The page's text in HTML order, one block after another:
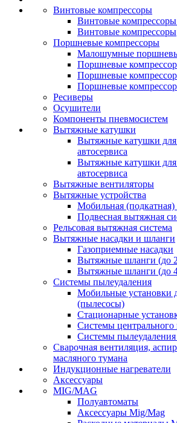
Винтовые компрессоры
Винтовые
Винтовые компрессоры
Поршневые компрессоры
Малошумные
Поршневые
Поршневые
Поршневые
Ресиверы
Осушители
Компоненты пневмосистем
Вытяжные катушки
Вытяжные катушки для
автосервиса
Вытяжные катушки для
автосервиса
Вытяжные вентиляторы
Вытяжные устройства
Мобильная
Подвесная вытяжная
Рельсовая вытяжная система
Вытяжные насадки и шланги
Газоприемные насадки
Вытяжные шланги (до
Вытяжные шланги (до
Системы пылеудаления
Мобильные установки
(пылесосы)
Стационарные
Системы центрального
Системы
Сварочная вентиляция,
масляного тумана
Индукционные нагреватели
Аксессуары
MIG/MAG
Полуавтоматы
Аксессуары Mig/Mag